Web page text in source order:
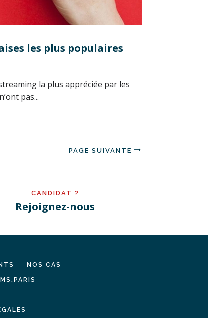
les plus populaires
la plus appréciée par les
pas...
PAGE SUIVANTE
CANDIDAT ?
Rejoignez-nous
NOS CAS